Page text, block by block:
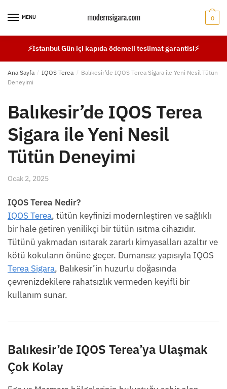
MENU 0
⚡İstanbul Gün içi kapıda ödemeli teslimat garantisi⚡
Ana Sayfa / IQOS Terea / Balıkesir’de IQOS Terea Sigara ile Yeni Nesil Tütün
Deneyimi
Balıkesir’de IQOS Terea
Sigara ile Yeni Nesil
Tütün Deneyimi
Ocak 2, 2025
IQOS Terea Nedir?
IQOS Terea, tütün keyfinizi modernleştiren ve sağlıklı
bir hale getiren yenilikçi bir tütün ısıtma cihazıdır.
Tütünü yakmadan ısıtarak zararlı kimyasalları azaltır ve
kötü kokuların önüne geçer. Dumansız yapısıyla IQOS
Terea Sigara, Balıkesir’in huzurlu doğasında
çevrenizdekilere rahatsızlık vermeden keyifli bir
kullanım sunar.
Balıkesir’de IQOS Terea’ya Ulaşmak
Çok Kolay